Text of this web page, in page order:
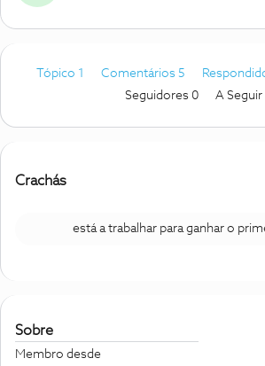
Tópico 1 Comentários 5
Seguidores 0 A Seguir
Crachás
está a trabalhar para ganhar o
Sobre
Membro desde